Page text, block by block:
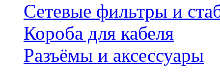
Сетевые фильтры и
Короба для кабеля
Разъёмы и аксессуары